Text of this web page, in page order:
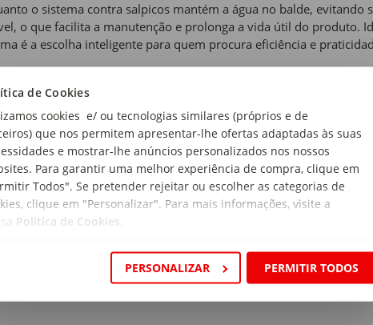
de Cookies
cookies e/ ou tecnologias similares (próprios e de
que nos permitem apresentar-lhe ofertas adaptadas às suas
e mostrar-lhe anúncios personalizados nos nossos
Para garantir uma melhor experiência de compra, clique em
Todos". Se pretender rejeitar ou escolher as categorias de
clique em "Personalizar". Para mais informações, visite a
Política de Cookies
PERSONALIZAR PERMITIR TODOS
o sistema contra salpicos mantém a água no balde, evitando
o que facilita a manutenção e prolonga a vida útil do produto.
é a escolha inteligente para quem procura eficiência e
de Limpeza
e Azul
1 Esfregona e 1 Cabo (125cm)
x Largura x Altura: 51 x 28,5 x 24cm (balde); 125cm